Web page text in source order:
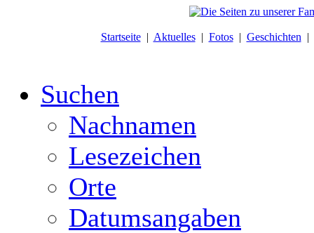
Startseite| Aktuelles| Fotos| Geschichten |
Suchen
Nachnamen
Lesezeichen
Orte
Datumsangaben